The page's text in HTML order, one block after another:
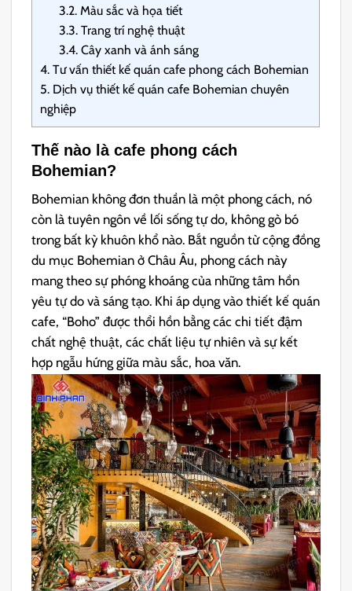
3.2. Màu sắc và họa tiết
3.3. Trang trí nghệ thuật
3.4. Cây xanh và ánh sáng
4. Tư vấn thiết kế quán cafe phong cách Bohemian
5. Dịch vụ thiết kế quán cafe Bohemian chuyên
nghiệp
Thế nào là cafe phong cách
Bohemian?
Bohemian không đơn thuần là một phong cách, nó
còn là tuyên ngôn về lối sống tự do, không gò bó
trong bất kỳ khuôn khổ nào. Bắt nguồn từ cộng đồng
du mục Bohemian ở Châu Âu, phong cách này
mang theo sự phóng khoáng của những tâm hồn
yêu tự do và sáng tạo. Khi áp dụng vào thiết kế quán
cafe, “Boho” được thổi hồn bằng các chi tiết đậm
chất nghệ thuật, các chất liệu tự nhiên và sự kết
hợp ngẫu hứng giữa màu sắc, hoa văn.